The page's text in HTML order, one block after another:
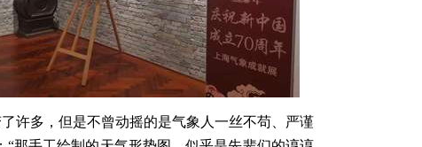
许多，但是不曾动摇的是气象人一丝不苟、严谨